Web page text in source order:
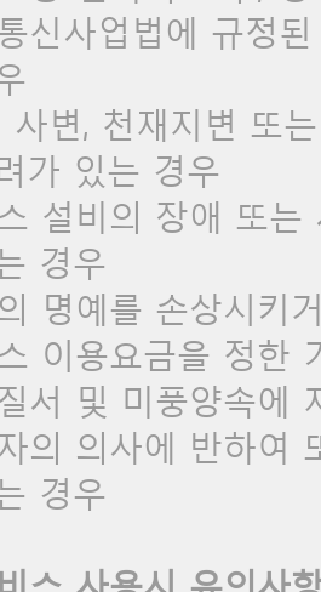
사업법에 규정된
변, 천재지변 또는
가 있는 경우
설비의 장애 또는
경우
명예를 손상시키
이용요금을 정한
및 미풍양속에
의사에 반하여
경우
스 사용시 유의사